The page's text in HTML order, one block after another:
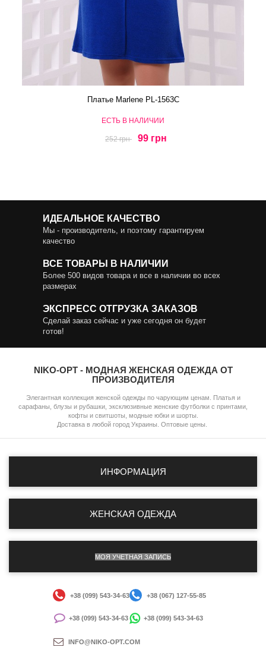
Платье Marlene PL-1563C
ЕСТЬ В НАЛИЧИИ
252 грн 99 грн
ИДЕАЛЬНОЕ КАЧЕСТВО
Мы - производитель, и поэтому гарантируем
качество
ВСЕ ТОВАРЫ В НАЛИЧИИ
Более 500 видов товара и все в наличии во всех
размерах
ЭКСПРЕСС ОТГРУЗКА ЗАКАЗОВ
Сделай заказ сейчас и уже сегодня он будет
готов!
NIKO-OPT - МОДНАЯ ЖЕНСКАЯ ОДЕЖДА ОТ
ПРОИЗВОДИТЕЛЯ
Элегантная коллекция женской одежды по чарующим ценам. Платья и
сарафаны, блузы и рубашки, эксклюзивные женские футболки с принтами,
кофты и свитшоты, модные юбки и шорты.
Доставка в любой город Украины. Оптовые цены.
ИНФОРМАЦИЯ
ЖЕНСКАЯ ОДЕЖДА
МОЯ УЧЕТНАЯ ЗАПИСЬ
+38 (099) 543-34-63 +38 (067) 127-55-85
+38 (099) 543-34-63 +38 (099) 543-34-63
INFO@NIKO-OPT.COM